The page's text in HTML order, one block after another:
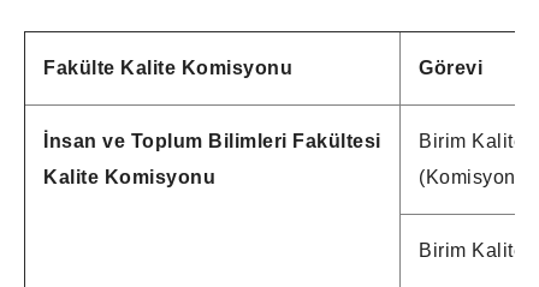
Fakülte Kalite Komisyonu Görevi
İnsan ve Toplum Bilimleri Fakültesi
Kalite Komisyonu
Birim Kalite
(Komisyon
Birim Kalite